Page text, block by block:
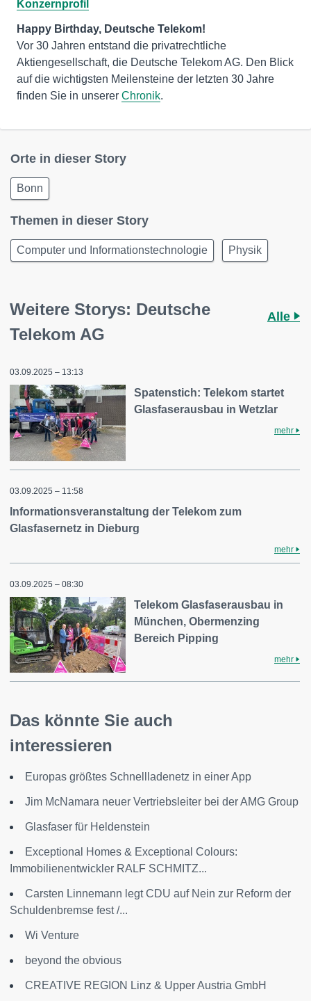
Konzernprofil
Vor 30 Jahren entstand die privatrechtliche
Aktiengesellschaft, die Deutsche Telekom AG. Den Blick
auf die wichtigsten Meilensteine der letzten 30 Jahre
finden Sie in unserer Chronik.
Orte in dieser Story
Bonn
Themen in dieser Story
Computer und Informationstechnologie Physik
Weitere Storys: Deutsche
Telekom AG
Alle
03.09.2025 – 13:13
Spatenstich: Telekom startet
Glasfaserausbau in Wetzlar
mehr
03.09.2025 – 11:58
Informationsveranstaltung der Telekom zum
Glasfasernetz in Dieburg
mehr
03.09.2025 – 08:30
Telekom Glasfaserausbau in
München, Obermenzing
Bereich Pipping
mehr
Das könnte Sie auch
interessieren
Europas größtes Schnellladenetz in einer App
Jim McNamara neuer Vertriebsleiter bei der AMG Group
Glasfaser für Heldenstein
Exceptional Homes & Exceptional Colours:
Immobilienentwickler RALF SCHMITZ...
Carsten Linnemann legt CDU auf Nein zur Reform der
Schuldenbremse fest /...
Wi Venture
beyond the obvious
CREATIVE REGION Linz & Upper Austria GmbH